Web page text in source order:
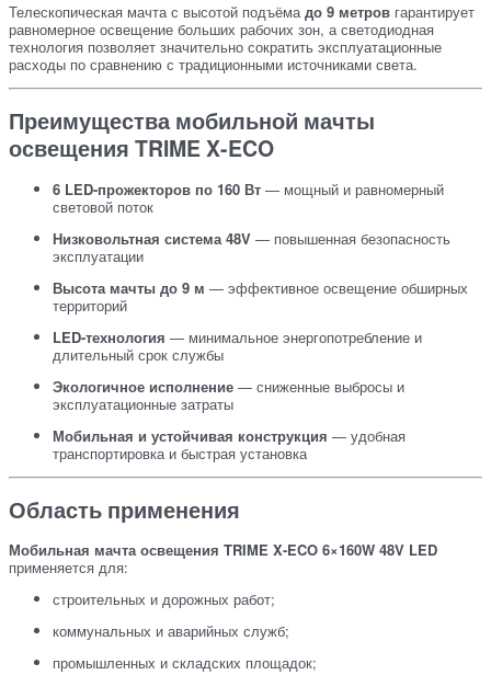
Телескопическая мачта с высотой подъёмадо 9 метров гарантирует
равномерное освещение больших рабочих зон, а светодиодная
технология позволяет значительно сократить эксплуатационные
расходы по сравнению с традиционными источниками света.
Преимущества мобильной мачты
освещения TRIME X-ECO
6 LED-прожекторов по 160 Вт — мощный и равномерный
световой поток
Низковольтная система 48V — повышенная безопасность
эксплуатации
Высота мачты до 9 м — эффективное освещение обширных
территорий
LED-технология — минимальное энергопотребление и
длительный срок службы
Экологичное исполнение — сниженные выбросы и
эксплуатационные затраты
Мобильная и устойчивая конструкция — удобная
транспортировка и быстрая установка
Область применения
Мобильная мачта освещения TRIME X-ECO 6×160W 48V LED
применяется для:
строительных и дорожных работ;
коммунальных и аварийных служб;
промышленных и складских площадок;